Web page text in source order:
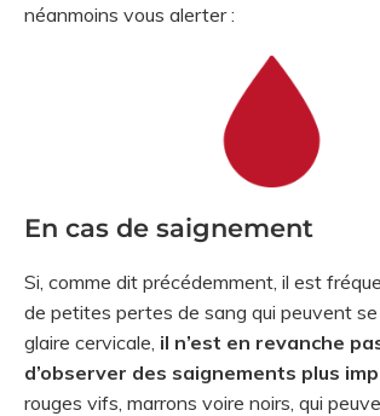
néanmoins vous alerter :
En cas de saignement
Si, comme dit précédemment, il est
de petites pertes de sang qui peuvent
glaire cervicale, il n’est en revanche
d’observer des saignements plus
rouges vifs, marrons voire noirs, qui